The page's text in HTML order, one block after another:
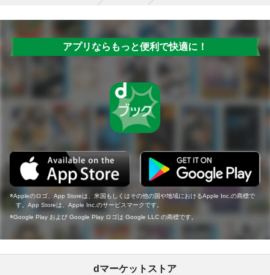
アプリならもっと便利で快適に！
Appleのロゴ、App Storeは、米国もしくはその他の国や地域におけるApple Inc.の商標で
す。App Storeは、Apple Inc.のサービスマークです。
Google Play および Google Play ロゴは Google LLC の商標です。
dマーケットストア